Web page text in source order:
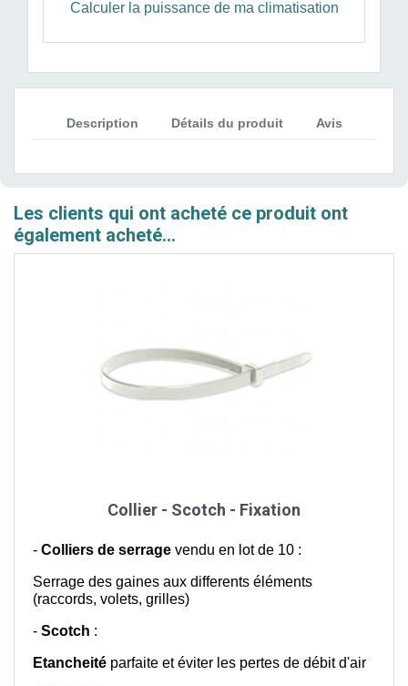
Calculer la puissance de ma climatisation
Description Détails du produit Avis
Les clients qui ont acheté ce produit ont
également acheté...
Collier - Scotch - Fixation
- Colliers de serrage vendu en lot de 10 :
Serrage des gaines aux differents éléments
(raccords, volets, grilles)
- Scotch :
Etancheité parfaite et éviter les pertes de débit d'air